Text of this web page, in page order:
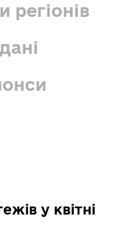
регіонів
у квітні